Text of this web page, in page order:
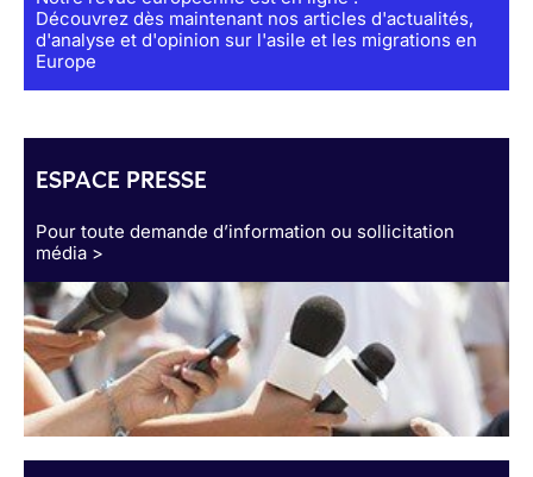
Découvrez dès maintenant nos articles d'actualités,
d'analyse et d'opinion sur l'asile et les migrations en
Europe
ESPACE PRESSE
Pour toute demande d’information ou sollicitation
média >